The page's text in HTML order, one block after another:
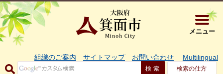
大阪府箕
メニュー
組織のご案内 サイトマップ お問い合わせ Multilingual
検索の仕方